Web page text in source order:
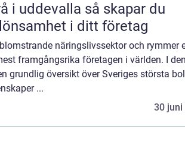
så skapar du
i ditt företag
näringslivssektor och rymmer
framgångsrika företagen i världen. I
grundlig översikt över Sveriges största
...
30 juni